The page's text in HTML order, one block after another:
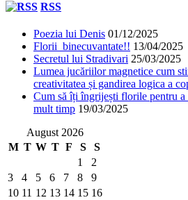
RSS
Poezia lui Denis 01/12/2025
Florii binecuvantate!! 13/04/2025
Secretul lui Stradivari 25/03/2025
Lumea jucăriilor magnetice cum
creativitatea și gandirea logica a
Cum să îți îngrijești florile pentru a
mult timp 19/03/2025
August 2026
M T W T F S
S
1
2
3
4 5 6 7 8
9
10 11 12 13 14 15 16